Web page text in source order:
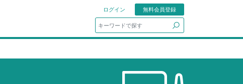
ログイン
無料会員登録